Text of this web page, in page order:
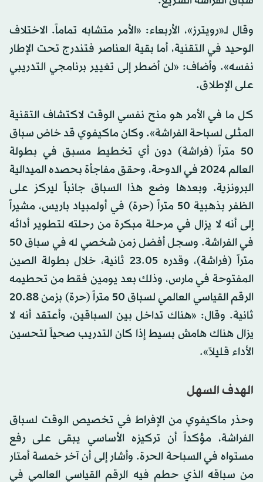
وقال ⁠لـ«رويترز»، ​الأربعاء: «الأمر ⁠متشابه تماماً. الاختلاف
الوحيد في التقنية، أما بقية العناصر فتندرج تحت الإطار
نفسه». وأضاف: «لن أضطر إلى تغيير برنامجي التدريبي
على الإطلاق.
كل ما في الأمر هو منح نفسي الوقت لاكتشاف التقنية
المثلى لسباحة الفراشة». وكان ماكيفوي قد خاض سباق
50 متراً (فراشة) دون أي تخطيط مسبق في بطولة
العالم 2024 في الدوحة، وحقق مفاجأة بحصده الميدالية
البرونزية. وبعدها وضع هذا السباق جانباً ليركز على
الظفر بذهبية 50 متراً (حرة) في أولمبياد باريس، مشيراً
إلى أنه لا يزال في مرحلة مبكرة من رحلته لتطوير أدائه
في الفراشة. وسجل أفضل زمن شخصي له في سباق 50
متراً (فراشة)، وقدره 23.05 ثانية، خلال ⁠بطولة الصين
المفتوحة في مارس، وذلك بعد يومين فقط من تحطيمه
الرقم القياسي ‌العالمي لسباق 50 متراً (حرة) بزمن 20.88
ثانية. وقال: «هناك تداخل بين ‌السباقين، وأعتقد أنه لا
يزال هناك هامش بسيط إذا كان التدريب ​صحياً لتحسين
الأداء قليلاً».
الهدف السهل
وحذر ماكيفوي من ‌الإفراط في تخصيص الوقت لسباق
الفراشة، مؤكداً أن تركيزه الأساسي يبقى على رفع
مستواه في السباحة الحرة. ‌وأشار إلى أن آخر خمسة أمتار
من سباقه الذي حطم فيه الرقم القياسي العالمي في